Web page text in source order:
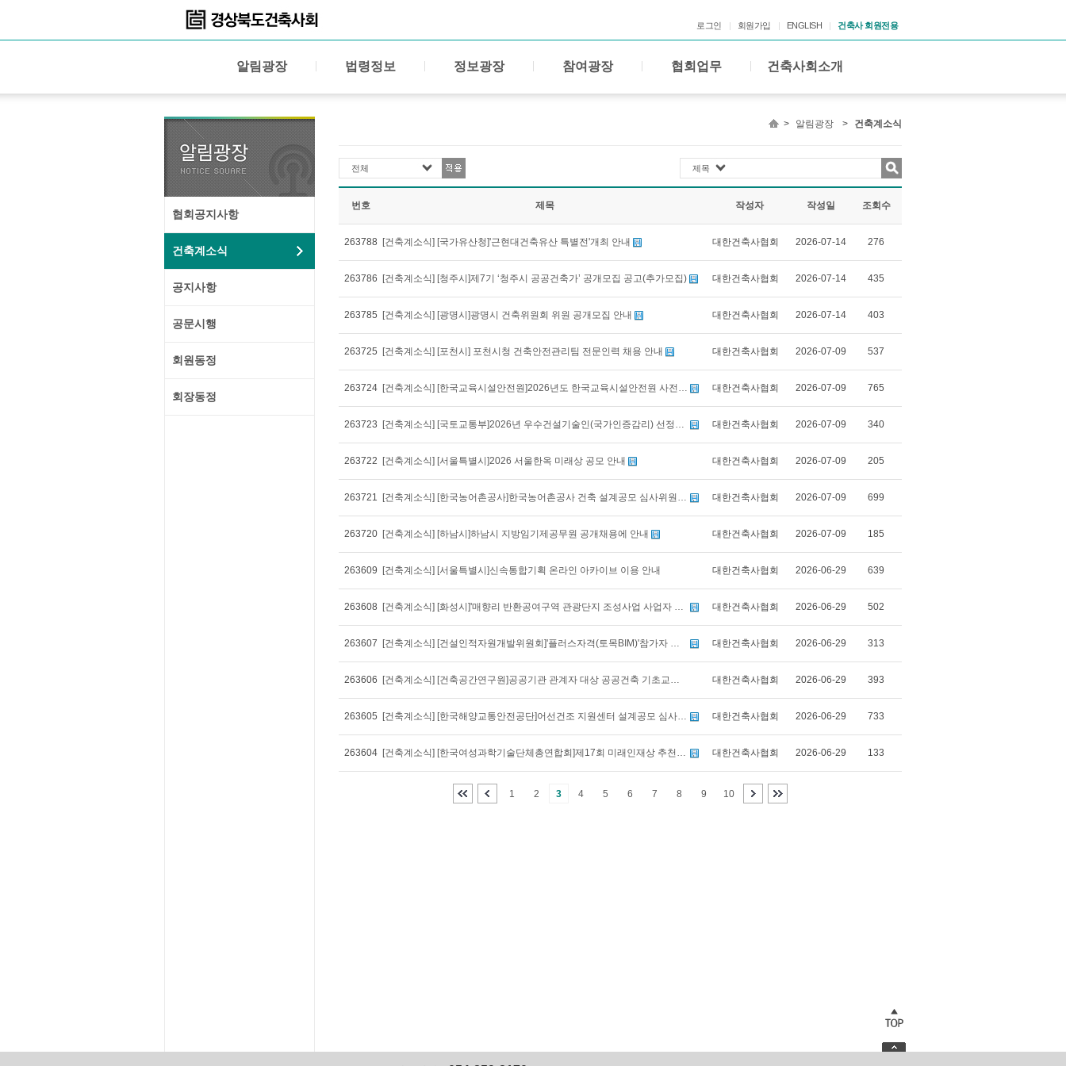
로그인 회원가입 ENGLISH 건축사 회원전용
알림광장 법령정보 정보광장 참여광장 협회업무 건축사회소개
협회공지사항
건축계소식
공지사항
공문시행
회원동정
회장동정
> 알림광장 > 건축계소식
전체 제목
번호 제목 작성자 작성일 조회수
263788 [건축계소식] [국가유산청]'근현대건축유산 특별전'개최 안내 대한건축사협회 2026-07-14 276
263786 [건축계소식] [청주시]제7기 ‘청주시 공공건축가’ 공개모집 공고(추가모집) 대한건축사협회 2026-07-14 435
263785 [건축계소식] [광명시]광명시 건축위원회 위원 공개모집 안내 대한건축사협회 2026-07-14 403
263725 [건축계소식] [포천시] 포천시청 건축안전관리팀 전문인력 채용 안내 대한건축사협회 2026-07-09 537
263724 [건축계소식] [한국교육시설안전원]2026년도 한국교육시설안전원 사전기획 적정성 검토 전문위원(자문·심의) 인력풀 모집 안내 대한건축사협회 2026-07-09 765
263723 [건축계소식] [국토교통부]2026년 우수건설기술인(국가인증감리) 선정공고 안내 대한건축사협회 2026-07-09 340
263722 [건축계소식] [서울특별시]2026 서울한옥 미래상 공모 안내 대한건축사협회 2026-07-09 205
263721 [건축계소식] [한국농어촌공사]한국농어촌공사 건축 설계공모 심사위원 및 운영위원 후보자 모집 안내 대한건축사협회 2026-07-09 699
263720 [건축계소식] [하남시]하남시 지방임기제공무원 공개채용에 안내 대한건축사협회 2026-07-09 185
263609 [건축계소식] [서울특별시]신속통합기획 온라인 아카이브 이용 안내 대한건축사협회 2026-06-29 639
263608 [건축계소식] [화성시]'매향리 반환공여구역 관광단지 조성사업 사업자 공모'사업계획서 선정심의위원(후보자) 모집 안내+ 대한건축사협회 2026-06-29 502
263607 [건축계소식] [건설인적자원개발위원회]'플러스자격(토목BIM)'참가자 모집 홍보 협조 요청 대한건축사협회 2026-06-29 313
263606 [건축계소식] [건축공간연구원]공공기관 관계자 대상 공공건축 기초교육 안내 대한건축사협회 2026-06-29 393
263605 [건축계소식] [한국해양교통안전공단]어선건조 지원센터 설계공모 심사위원 공개모집 안내 대한건축사협회 2026-06-29 733
263604 [건축계소식] [한국여성과학기술단체총연합회]제17회 미래인재상 추천 공고 대한건축사협회 2026-06-29 133
1 2 3 4 5 6 7 8 9 10